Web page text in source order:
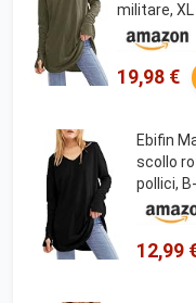
militare, XL
19,98 €
Ebifin
scollo
pollici,
12,99